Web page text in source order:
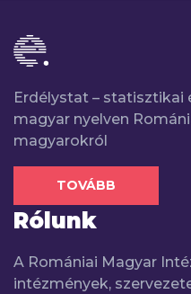
Erdélystat – statisztikai
magyar nyelven
magyarokról
TOVÁBB
Rólunk
A Romániai Magyar
intézmények,